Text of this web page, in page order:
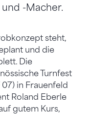
-Macher.
steht,
und die
Die
Turnfest
07) in Frauenfeld
Roland Eberle
gutem Kurs,